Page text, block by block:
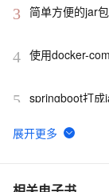
3 简单方便的jar
4 使用docker-
5 springboot打成
6
【Android 安全
7 Maven打包Jar文